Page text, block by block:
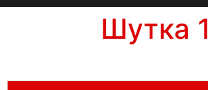
Шутка 1